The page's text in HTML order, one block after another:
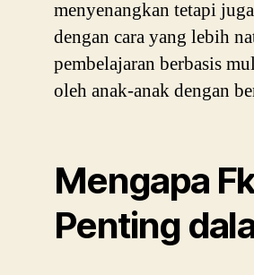
menyenangkan tetapi
dengan cara yang lebih
pembelajaran berbasis
oleh anak-anak dengan
Mengapa
Penting